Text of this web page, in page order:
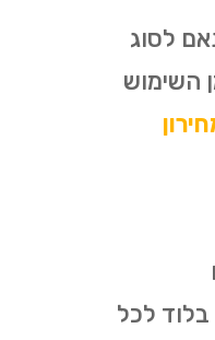
לסוג
השימוש
בלוד לכל